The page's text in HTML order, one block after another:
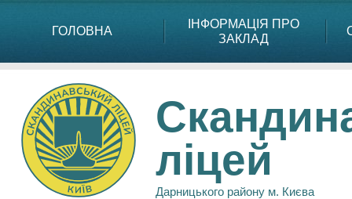
ГОЛОВНА
ІНФОРМАЦІЯ ПРО
ЗАКЛАД
ліцей
Дарницького району м. Києва